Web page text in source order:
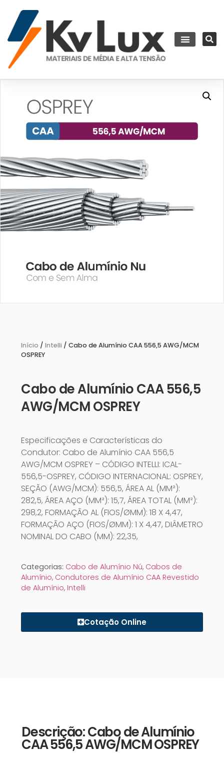
Início / Intelli / Cabo de Alumínio CAA 556,5 AWG/MCM
OSPREY
Cabo de Alumínio CAA 556,5
AWG/MCM OSPREY
Especificações e Características do
Condutor: Cabo de Alumínio CAA 556,5
AWG/MCM OSPREY – CÓDIGO INTELLI: ICAL-
556,5-OSPREY, CÓDIGO INTERNACIONAL: OSPREY,
SEÇÃO (AWG/MCM): 556,5, ÁREA AL (MM²):
282,5, ÁREA AÇO (MM²): 15,7, ÁREA TOTAL (MM²):
298,2, FORMAÇÃO AL (FIOS/ØMM): 18 X 4,47,
FORMAÇÃO AÇO (FIOS/ØMM): 1 X 4,47, DIÂMETRO
NOMINAL DO CABO (MM): 22,35,
Categorias: Cabo de Alumínio Nú, Cabos de
Alumínio, Condutores de Alumínio CAA Revestido
de Alumínio, Intelli
Cotação Online
Descrição: Cabo de Alumínio
CAA 556,5 AWG/MCM OSPREY